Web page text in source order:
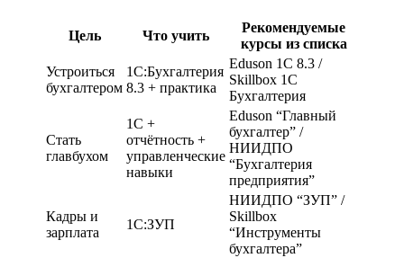
Цель Что учить
Рекомендуемые
курсы из списка
Устроиться
бухгалтером
1С:Бухгалтерия
8.3 + практика
Eduson 1С 8.3 /
Skillbox 1С
Бухгалтерия
Стать
главбухом
1С +
отчётность +
управленческие
навыки
Eduson “Главный
бухгалтер” /
НИИДПО
“Бухгалтерия
предприятия”
Кадры и
зарплата
1С:ЗУП
НИИДПО “ЗУП” /
Skillbox
“Инструменты
бухгалтера”